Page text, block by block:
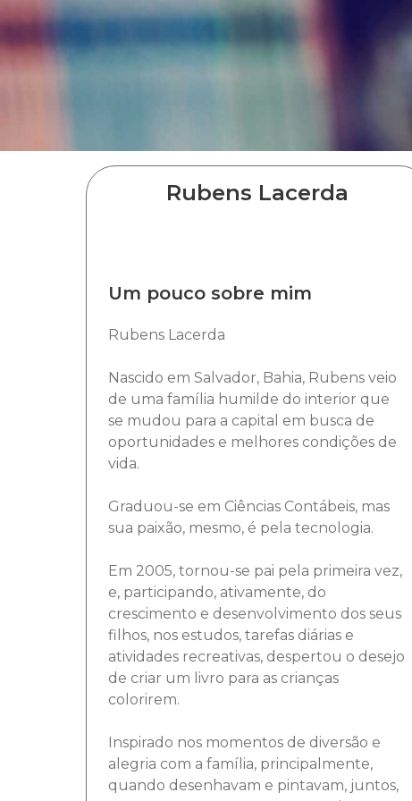
Rubens Lacerda
Um pouco sobre mim
Rubens Lacerda
Nascido em Salvador, Bahia, Rubens veio
de uma família humilde do interior que
se mudou para a capital em busca de
oportunidades e melhores condições de
vida.
Graduou-se em Ciências Contábeis, mas
sua paixão, mesmo, é pela tecnologia.
Em 2005, tornou-se pai pela primeira vez,
e, participando, ativamente, do
crescimento e desenvolvimento dos seus
filhos, nos estudos, tarefas diárias e
atividades recreativas, despertou o desejo
de criar um livro para as crianças
colorirem.
Inspirado nos momentos de diversão e
alegria com a família, principalmente,
quando desenhavam e pintavam, juntos,